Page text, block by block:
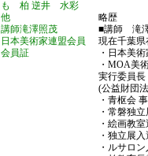
講師滝澤照茂
日本美術家連盟会員
会員証
略歴
■講師 滝
現在千葉県
・日本美
・MOA美
実行委員長
(公益財団
・青枢会
・常磐独
・絵画教
・独立展入
・ルサロ